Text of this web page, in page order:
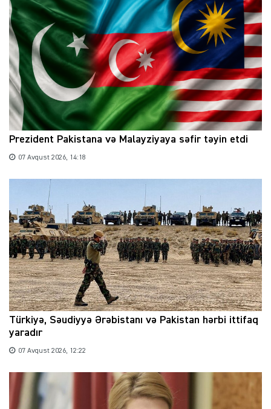
Prezident Pakistana və Malayziyaya səfir təyin etdi
07 Avqust 2026, 14:18
Türkiyə, Səudiyyə Ərəbistanı və Pakistan hərbi ittifaq
yaradır
07 Avqust 2026, 12:22